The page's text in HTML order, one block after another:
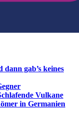
gab’s keines
Vulkane
in Germanien